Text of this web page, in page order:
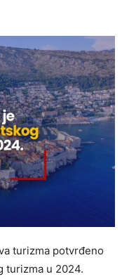
turizma potvrđeno
turizma u 2024.